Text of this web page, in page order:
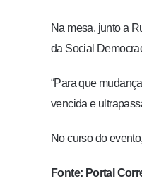
Na mesa, junto a
da Social
“Para que
vencida e
No curso do
Fonte: Portal